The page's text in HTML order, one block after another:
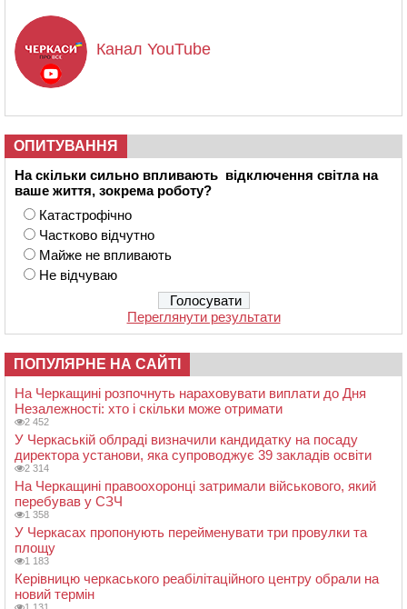
Канал YouTube
ОПИТУВАННЯ
На скільки сильно впливають відключення світла на
ваше життя, зокрема роботу?
Катастрофічно
Частково відчутно
Майже не впливають
Не відчуваю
Переглянути результати
ПОПУЛЯРНЕ НА САЙТІ
На Черкащині розпочнуть нараховувати виплати до Дня
Незалежності: хто і скільки може отримати
2 452
У Черкаській облраді визначили кандидатку на посаду
директора установи, яка супроводжує 39 закладів освіти
2 314
На Черкащині правоохоронці затримали військового, який
перебував у СЗЧ
1 358
У Черкасах пропонують перейменувати три провулки та
площу
1 183
Керівницю черкаського реабілітаційного центру обрали на
новий термін